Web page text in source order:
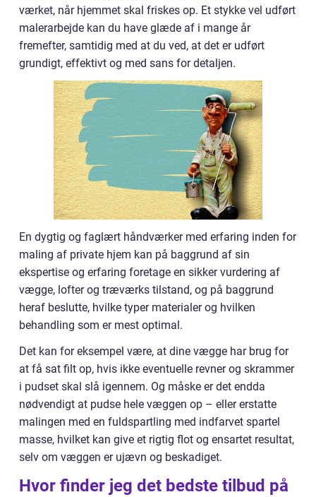
værket, når hjemmet skal friskes op. Et stykke vel udført
malerarbejde kan du have glæde af i mange år
fremefter, samtidig med at du ved, at det er udført
grundigt, effektivt og med sans for detaljen.
En dygtig og faglært håndværker med erfaring inden for
maling af private hjem kan på baggrund af sin
ekspertise og erfaring foretage en sikker vurdering af
vægge, lofter og træværks tilstand, og på baggrund
heraf beslutte, hvilke typer materialer og hvilken
behandling som er mest optimal.
Det kan for eksempel være, at dine vægge har brug for
at få sat filt op, hvis ikke eventuelle revner og skrammer
i pudset skal slå igennem. Og måske er det endda
nødvendigt at pudse hele væggen op – eller erstatte
malingen med en fuldspartling med indfarvet spartel
masse, hvilket kan give et rigtig flot og ensartet resultat,
selv om væggen er ujævn og beskadiget.
Hvor finder jeg det bedste tilbud på